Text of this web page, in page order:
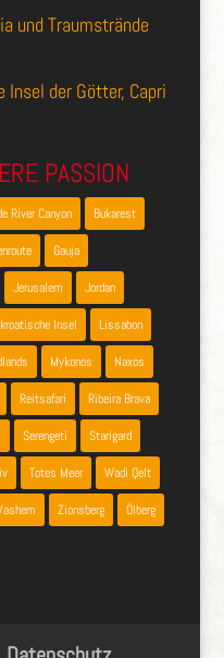
und Traumstrände
Insel der Götter, Capri
PASSION
River Canyon Bukarest
Gauja
Jerusalem Jordan
kroatische Insel Lissabon
Mykonos Naxos
Reitsafari Ribeira Brava
Serengeti Starigard
Totes Meer Wadi Qelt
Zionsberg Ölberg